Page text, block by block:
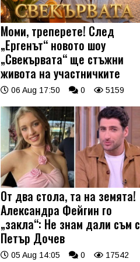
Моми, треперете! След
„Ергенът“ новото шоу
„Свекървата“ ще стъжни
живота на участничките
06 Aug 17:50 0 5159
От два стола, та на земята!
Александра Фейгин го
„закла“: Не знам дали съм с
Петър Дочев
05 Aug 14:05 0 17542